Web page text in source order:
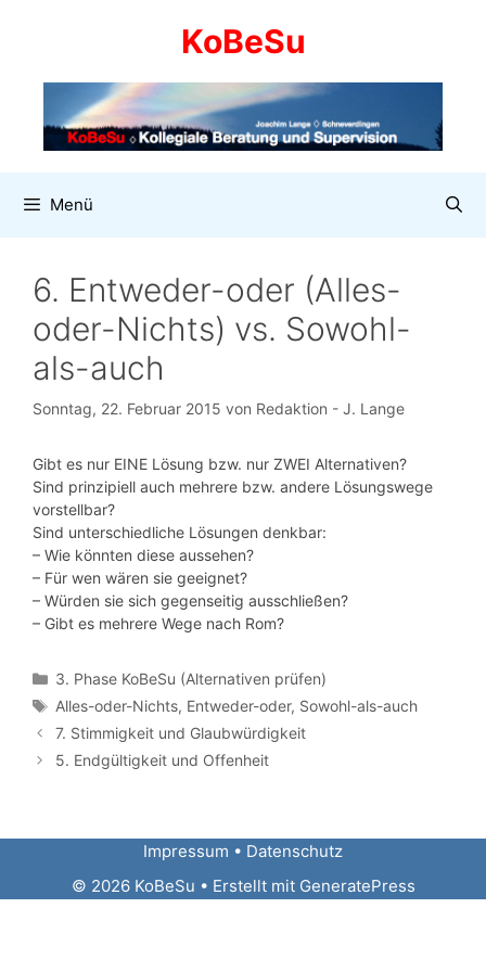
KoBeSu
Menü
6. Entweder-oder (Alles-
oder-Nichts) vs. Sowohl-
als-auch
Sonntag, 22. Februar 2015 von Redaktion - J. Lange
Gibt es nur EINE Lösung bzw. nur ZWEI Alternativen?
Sind prinzipiell auch mehrere bzw. andere Lösungswege
vorstellbar?
Sind unterschiedliche Lösungen denkbar:
– Wie könnten diese aussehen?
– Für wen wären sie geeignet?
– Würden sie sich gegenseitig ausschließen?
– Gibt es mehrere Wege nach Rom?
Kategorien
3. Phase KoBeSu (Alternativen prüfen)
Schlagwörter
Alles-oder-Nichts, Entweder-oder, Sowohl-als-auch
7. Stimmigkeit und Glaubwürdigkeit
5. Endgültigkeit und Offenheit
Impressum • Datenschutz
© 2026 KoBeSu • Erstellt mit GeneratePress